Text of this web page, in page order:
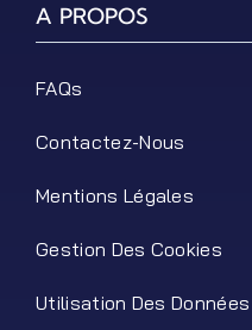
A PROPOS
FAQs
Contactez-Nous
Mentions Légales
Gestion Des Cookies
Utilisation Des Données